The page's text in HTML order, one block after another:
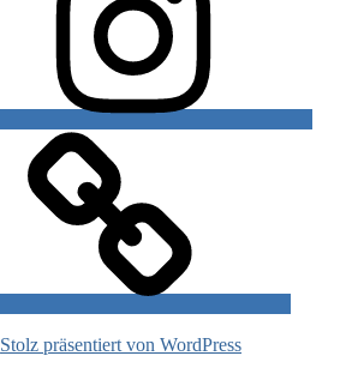
Stolz präsentiert von WordPress